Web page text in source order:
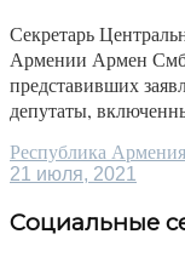
Секретарь
Армении Армен
представивших
депутаты,
Республика Армения
21 июля, 2021
Социальные